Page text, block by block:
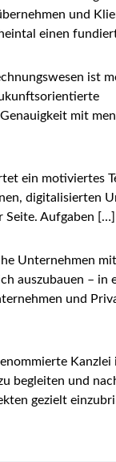
und
einen
ist
mit
ein motiviertes
digitalisierten
Seite. Aufgaben […]
Unternehmen
auszubauen – in
und
Kanzlei
begleiten und
gezielt